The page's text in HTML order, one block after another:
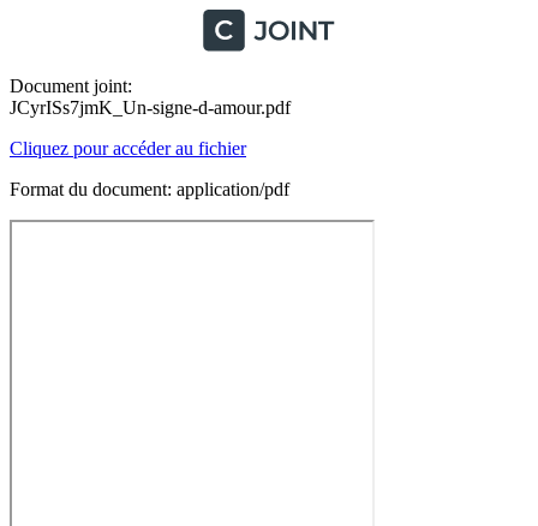
Document joint:
JCyrISs7jmK_Un-signe-d-amour.pdf
Cliquez pour accéder au fichier
Format du document: application/pdf